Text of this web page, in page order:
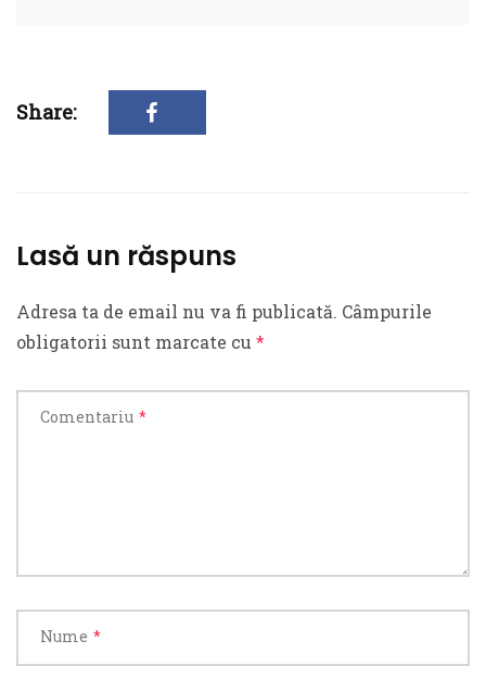
Share:
Lasă un răspuns
Adresa ta de email nu va fi publicată. Câmpurile
obligatorii sunt marcate cu *
Comentariu *
Nume *